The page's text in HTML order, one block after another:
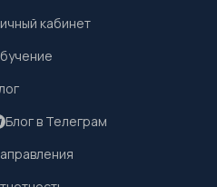
кабинет
Блог в Телеграм